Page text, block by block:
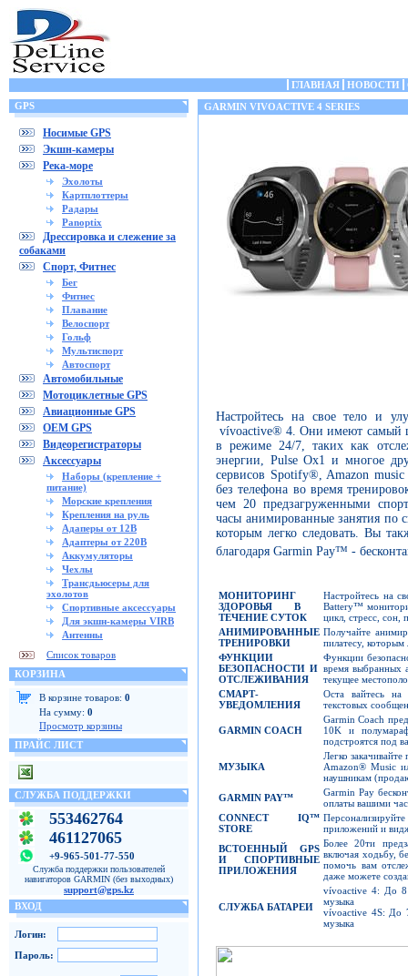
ГЛАВНАЯ НОВОСТИ
GPS
Носимые GPS
Экшн-камеры
Река-море
Эхолоты
Картплоттеры
Радары
Panoptix
Дрессировка и слежение за
собаками
Спорт, Фитнес
Бег
Фитнес
Плавание
Велоспорт
Гольф
Мультиспорт
Автоспорт
Автомобильные
Мотоциклетные GPS
Авиационные GPS
OEM GPS
Видеорегистраторы
Аксессуары
Наборы (крепление +
питание)
Морские крепления
Крепления на руль
Адаперы от 12В
Адаптеры от 220В
Аккумуляторы
Чехлы
Трансдьюсеры для
эхолотов
Спортивные аксессуары
Для экшн-камеры VIRB
Антенны
Список товаров
КОРЗИНА
В корзине товаров: 0
На сумму: 0
Просмотр корзины
ПРАЙС ЛИСТ
СЛУЖБА ПОДДЕРЖКИ
553462764
461127065
+9-965-501-77-550
Служба поддержки пользователей
навигаторов GARMIN (без выходных)
support@gps.kz
ВХОД
Логин:
Пароль:
GARMIN VIVOACTIVE 4 SERIES
Настройтесь на свое тело и
vívoactive® 4. Они имеют самый
в режиме 24/7, таких как
энергии, Pulse Ox1 и многое
сервисов Spotify®, Amazon
без телефона во время
чем 20 предзагруженными
часы анимированные занятия по
которым легко следовать. Вы
благодаря Garmin Pay™ -
МОНИТОРИНГ
ЗДОРОВЬЯ В
ТЕЧЕНИЕ СУТОК
Настройтесь на
Battery™
цикл, стресс, сон,
АНИМИРОВАННЫЕ
ТРЕНИРОВКИ
Получайте
пилатесу, которым
ФУНКЦИИ
БЕЗОПАСНОСТИ И
ОТСЛЕЖИВАНИЯ
Функции
время выбранных
текущее
СМАРТ-
УВЕДОМЛЕНИЯ
Оста вайтесь
текстовых
GARMIN COACH
Garmin Coach
10K и
подстроятся под
МУЗЫКА
Легко
Amazon® Music
наушникам
GARMIN PAY™
Garmin Pay
оплаты вашими
CONNECT IQ™
STORE
приложений и
ВСТОЕННЫЙ GPS
И СПОРТИВНЫЕ
ПРИЛОЖЕНИЯ
Более 20ти
включая ходьбу,
помочь вам
даже можете
СЛУЖБА БАТАРЕИ
vívoactive 4: До 8
музыка
vívoactive 4S: До
музыка